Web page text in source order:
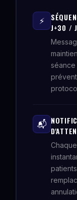
⚡
J+30 /
📬